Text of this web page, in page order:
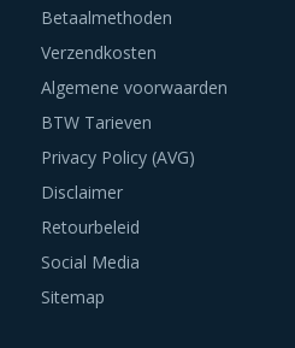
Betaalmethoden
Verzendkosten
Algemene voorwaarden
BTW Tarieven
Privacy Policy (AVG)
Disclaimer
Retourbeleid
Social Media
Sitemap